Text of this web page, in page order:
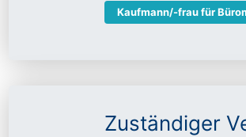
Kaufmann/-frau für
Zuständiger